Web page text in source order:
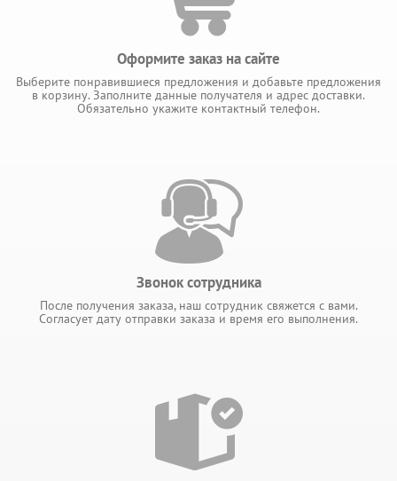
Оформите заказ на сайте
Выберите понравившиеся предложения и добавьте предложения
в корзину. Заполните данные получателя и адрес доставки.
Обязательно укажите контактный телефон.
Звонок сотрудника
После получения заказа, наш сотрудник свяжется с вами.
Согласует дату отправки заказа и время его выполнения.